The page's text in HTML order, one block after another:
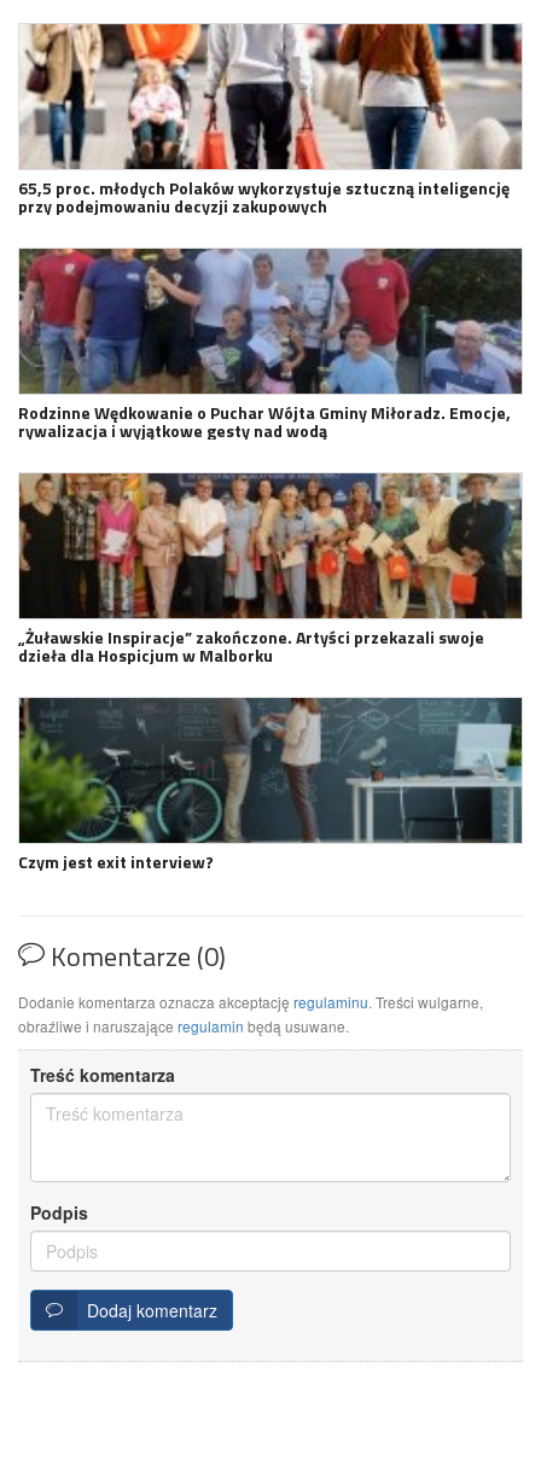
65,5 proc. młodych Polaków wykorzystuje sztuczną inteligencję
przy podejmowaniu decyzji zakupowych
Rodzinne Wędkowanie o Puchar Wójta Gminy Miłoradz. Emocje,
rywalizacja i wyjątkowe gesty nad wodą
„Żuławskie Inspiracje” zakończone. Artyści przekazali swoje
dzieła dla Hospicjum w Malborku
Czym jest exit interview?
Komentarze (0)
Dodanie komentarza oznacza akceptację regulaminu. Treści wulgarne,
obraźliwe i naruszające regulamin będą usuwane.
Treść komentarza
Podpis
Dodaj komentarz